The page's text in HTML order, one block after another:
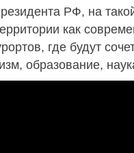
РФ, на
как
где будут
образование,